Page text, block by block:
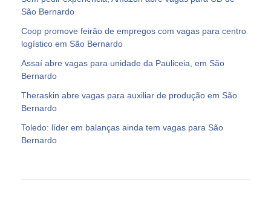
São Bernardo
Coop promove feirão de empregos com vagas para centro
logístico em São Bernardo
Assaí abre vagas para unidade da Pauliceia, em São
Bernardo
Theraskin abre vagas para auxiliar de produção em São
Bernardo
Toledo: líder em balanças ainda tem vagas para São
Bernardo